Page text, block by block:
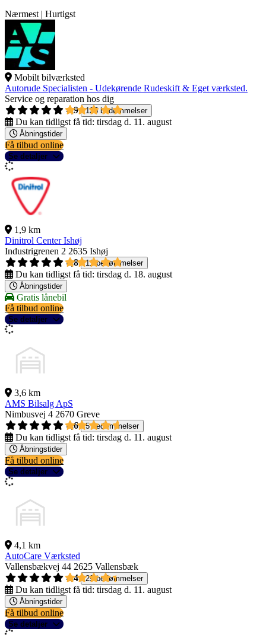
Nærmest | Hurtigst
Mobilt bilværksted
Autorude Specialisten - Udekørende Rudeskift & Eget værksted.
Service og reparation hos dig
4,9
135 bedømmelser
Du kan tidligst få tid: tirsdag d. 11. august
Åbningstider
Få tilbud online
Se detaljer
1,9 km
Dinitrol Center Ishøj
Industrigrenen 2 2635 Ishøj
4,8
11 bedømmelser
Du kan tidligst få tid: tirsdag d. 18. august
Åbningstider
Gratis lånebil
Få tilbud online
Se detaljer
3,6 km
AMS Bilsalg ApS
Nimbusvej 4 2670 Greve
4,6
5 bedømmelser
Du kan tidligst få tid: tirsdag d. 11. august
Åbningstider
Få tilbud online
Se detaljer
4,1 km
AutoCare Værksted
Vallensbækvej 44 2625 Vallensbæk
4,4
29 bedømmelser
Du kan tidligst få tid: tirsdag d. 11. august
Åbningstider
Få tilbud online
Se detaljer